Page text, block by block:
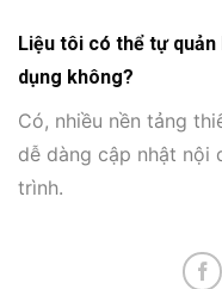
Liệu tôi có thể tự
dụng không?
Có, nhiều nền tảng
dễ dàng cập nhật nội
trình.